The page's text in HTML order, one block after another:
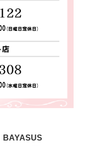
BAYASUS